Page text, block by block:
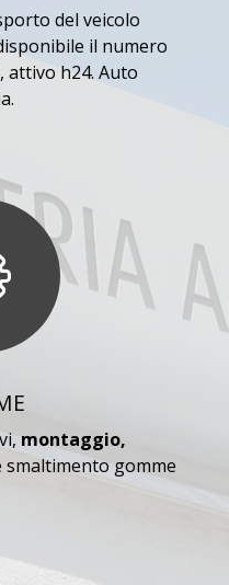
del veicolo
il numero
, attivo h24. Auto
montaggio,
smaltimento gomme